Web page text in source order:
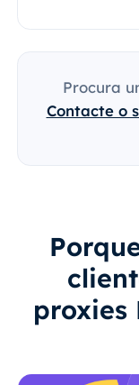
Procura
Contacte o
proxies